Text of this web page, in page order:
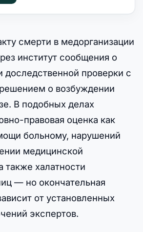
смерти в медорганизации
институт сообщения о
доследственной проверки с
о возбуждении
В подобных делах
правовая оценка как
больному, нарушений
медицинской
также халатности
— но окончательная
от установленных
экспертов.